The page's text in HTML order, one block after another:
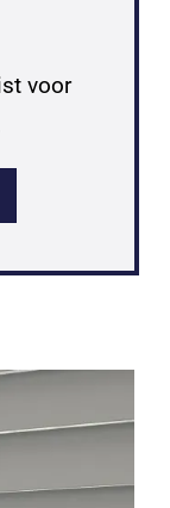
voor